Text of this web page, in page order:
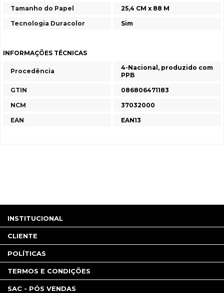
Tamanho do Papel
25,4 CM x 88 M
Tecnologia Duracolor
Sim
INFORMAÇÕES TÉCNICAS
Procedência
4-Nacional, produzido com
PPB
GTIN
086806471183
NCM
37032000
EAN
EAN13
INSTITUCIONAL
CLIENTE
POLÍTICAS
TERMOS E CONDIÇÕES
SAC - PÓS VENDAS